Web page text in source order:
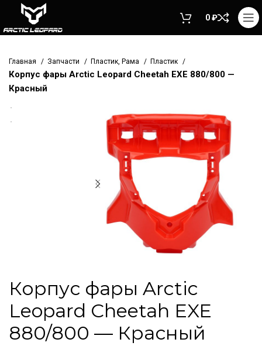
0₽
Главная Запчасти Пластик, Рама Пластик
Корпус фары Arctic Leopard Cheetah EXE 880/800 —
Красный
Корпус фары Arctic
Leopard Cheetah EXE
880/800 — Красный